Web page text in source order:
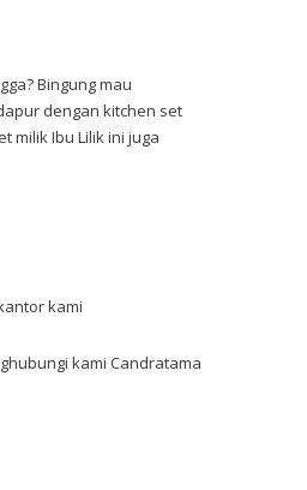
Bingung mau
dengan kitchen set
milik Ibu Lilik ini juga
kami
kami Candratama